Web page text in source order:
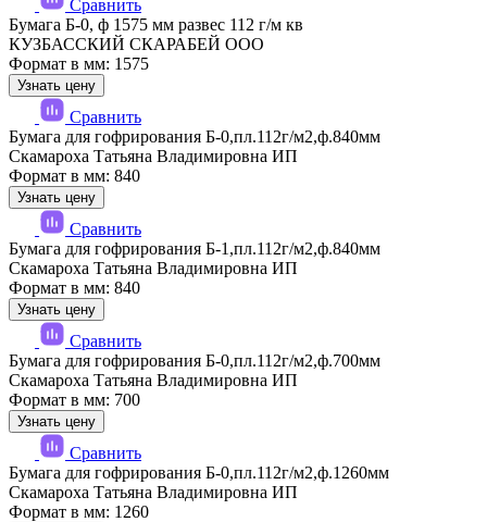
Сравнить
Бумага Б-0, ф 1575 мм развес 112 г/м кв
КУЗБАССКИЙ СКАРАБЕЙ ООО
Формат в мм: 1575
Узнать цену
Сравнить
Бумага для гофрирования Б-0,пл.112г/м2,ф.840мм
Скамароха Татьяна Владимировна ИП
Формат в мм: 840
Узнать цену
Сравнить
Бумага для гофрирования Б-1,пл.112г/м2,ф.840мм
Скамароха Татьяна Владимировна ИП
Формат в мм: 840
Узнать цену
Сравнить
Бумага для гофрирования Б-0,пл.112г/м2,ф.700мм
Скамароха Татьяна Владимировна ИП
Формат в мм: 700
Узнать цену
Сравнить
Бумага для гофрирования Б-0,пл.112г/м2,ф.1260мм
Скамароха Татьяна Владимировна ИП
Формат в мм: 1260